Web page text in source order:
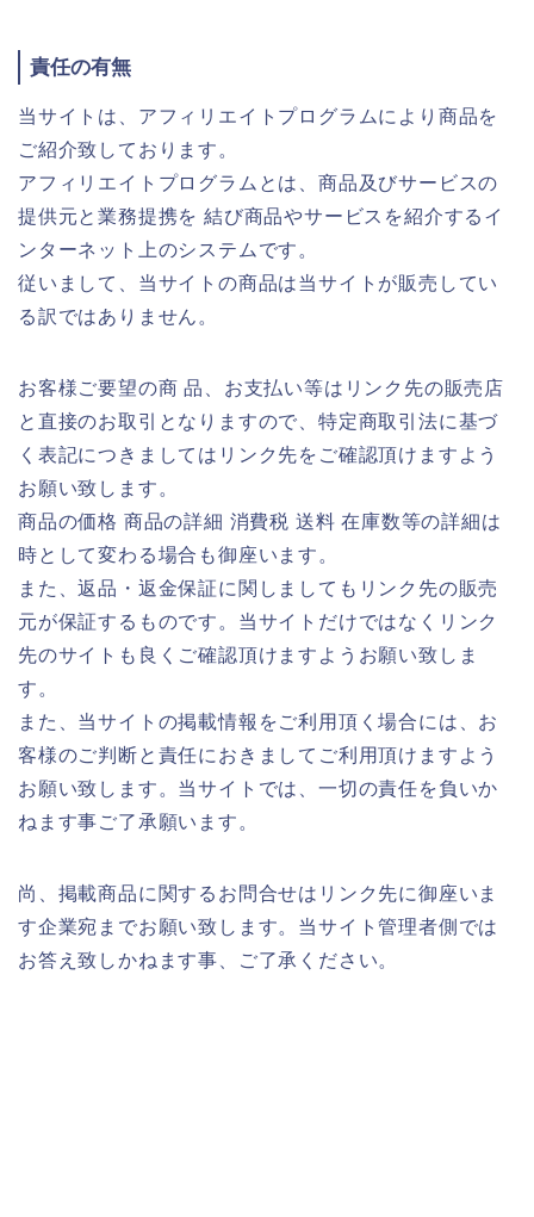
責任の有無
当サイトは、アフィリエイトプログラムにより商品を
ご紹介致しております。
アフィリエイトプログラムとは、商品及びサービスの
提供元と業務提携を 結び商品やサービスを紹介するイ
ンターネット上のシステムです。
従いまして、当サイトの商品は当サイトが販売してい
る訳ではありません。
お客様ご要望の商 品、お支払い等はリンク先の販売店
と直接のお取引となりますので、特定商取引法に基づ
く表記につきましてはリンク先をご確認頂けますよう
お願い致します。
商品の価格 商品の詳細 消費税 送料 在庫数等の詳細は
時として変わる場合も御座います。
また、返品・返金保証に関しましてもリンク先の販売
元が保証するものです。当サイトだけではなくリンク
先のサイトも良くご確認頂けますようお願い致しま
す。
また、当サイトの掲載情報をご利用頂く場合には、お
客様のご判断と責任におきましてご利用頂けますよう
お願い致します。当サイトでは、一切の責任を負いか
ねます事ご了承願います。
尚、掲載商品に関するお問合せはリンク先に御座いま
す企業宛までお願い致します。当サイト管理者側では
お答え致しかねます事、ご了承ください。